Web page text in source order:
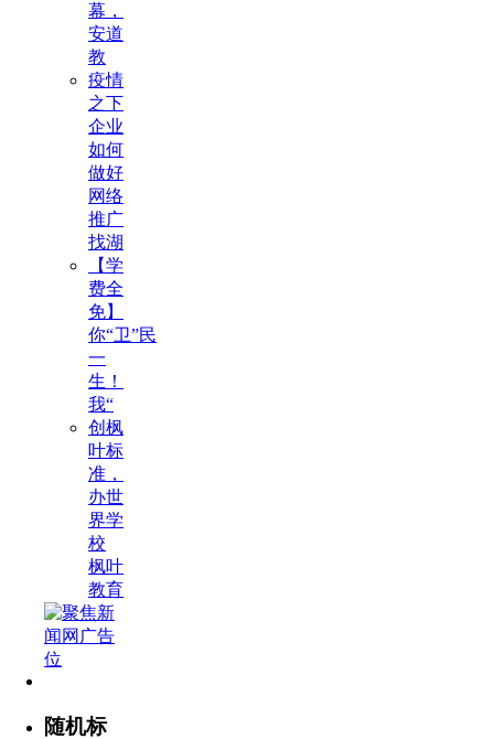
幕，
安道
教
疫情
之下
企业
如何
做好
网络
推广
找湖
【学
费全
免】
你“卫”民
一
生！
我“
创枫
叶标
准，
办世
界学
校
枫叶
教育
随机标